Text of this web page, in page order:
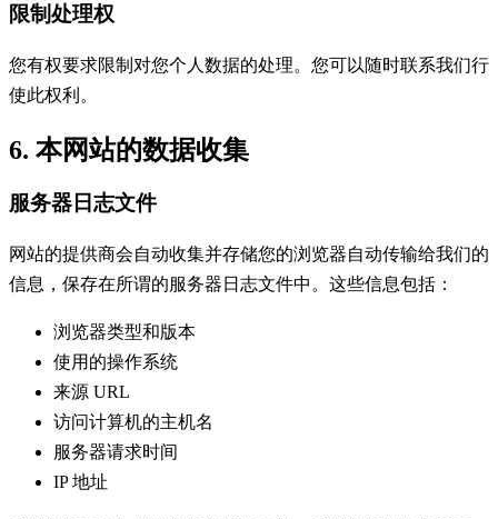
限制处理权
您有权要求限制对您个人数据的处理。您可以随时联系我们行
使此权利。
6. 本网站的数据收集
服务器日志文件
网站的提供商会自动收集并存储您的浏览器自动传输给我们的
信息，保存在所谓的服务器日志文件中。这些信息包括：
浏览器类型和版本
使用的操作系统
来源 URL
访问计算机的主机名
服务器请求时间
IP 地址